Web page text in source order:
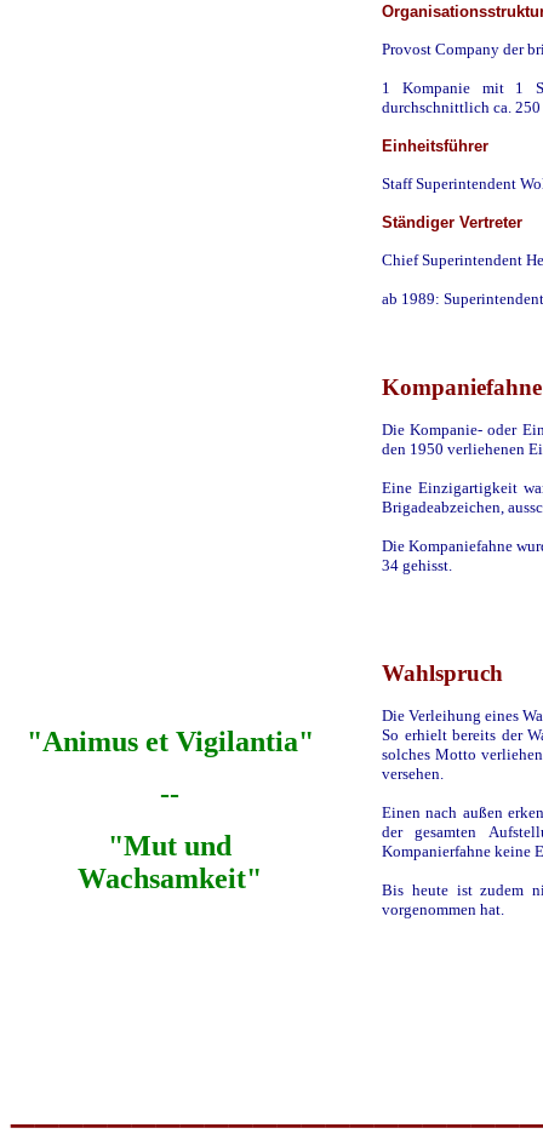
Provost Company der
1 Kompanie mit 1
durchschnittlich ca.
Einheitsführer
Staff Superintendent
Ständiger Vertreter
Chief Superintendent
ab 1989:
Kompaniefahne
Die Kompanie- oder
den 1950 verliehenen
Eine Einzigartigkeit
Brigadeabzeichen,
Die Kompaniefahne
34 gehisst.
"Animus et Vigilantia"
--
"Mut und
Wachsamkeit"
Wahlspruch
Die Verleihung eines
So erhielt bereits der
solches Motto
versehen.
Einen nach außen
der gesamten
Kompanierfahne keine
Bis heute ist zudem
vorgenommen hat.